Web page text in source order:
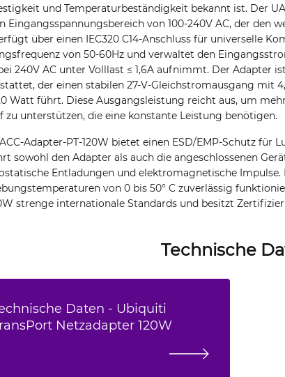
und Temperaturbeständigkeit bekannt ist. Der
Eingangsspannungsbereich von 100-240V AC, der den
über einen IEC320 C14-Anschluss für universelle
von 50-60Hz und verwaltet den
240V AC unter Volllast ≤ 1,6A aufnimmt. Der Adapter
der einen stabilen 27-V-Gleichstromausgang mit
Watt führt. Diese Ausgangsleistung reicht aus, um
zu unterstützen, die eine konstante Leistung benötigen.
Adapter-PT-120W bietet einen ESD/EMP-Schutz für
sowohl den Adapter als auch die angeschlossenen
Entladungen und elektromagnetische
von 0 bis 50° C zuverlässig
strenge internationale Standards und besitzt
Technische
Daten - Ubiquiti
Netzadapter 120W